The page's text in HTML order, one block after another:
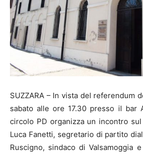
SUZZARA – In vista del referendum
sabato alle ore 17.30 presso il bar
circolo PD organizza un incontro
Luca Fanetti, segretario di partito
Ruscigno, sindaco di Valsamoggia